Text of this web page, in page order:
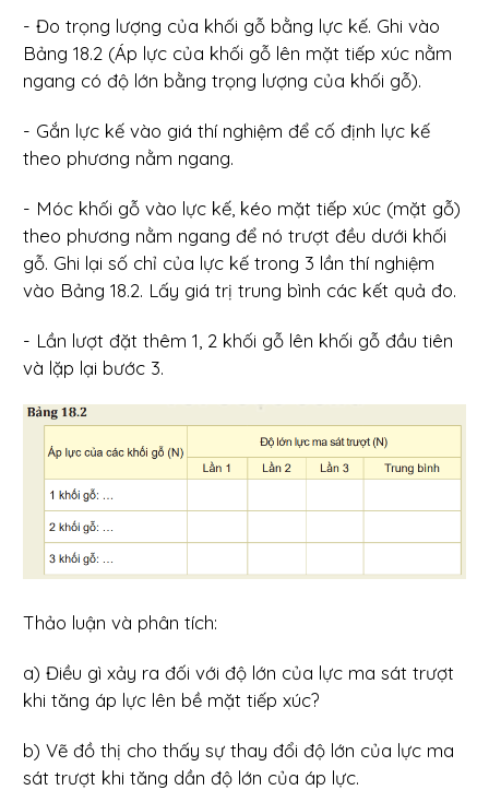
- Đo trọng lượng của khối gỗ bằng lực kế. Ghi vào
Bảng 18.2 (Áp lực của khối gỗ lên mặt tiếp xúc nằm
ngang có độ lớn bằng trọng lượng của khối gỗ).
- Gắn lực kế vào giá thí nghiệm để cố định lực kế
theo phương nằm ngang.
- Móc khối gỗ vào lực kế, kéo mặt tiếp xúc (mặt gỗ)
theo phương nằm ngang để nó trượt đều dưới khối
gỗ. Ghi lại số chỉ của lực kế trong 3 lần thí nghiệm
vào Bảng 18.2. Lấy giá trị trung bình các kết quả đo.
- Lần lượt đặt thêm 1, 2 khối gỗ lên khối gỗ đầu tiên
và lặp lại bước 3.
Thảo luận và phân tích:
a) Điều gì xảy ra đối với độ lớn của lực ma sát trượt
khi tăng áp lực lên bề mặt tiếp xúc?
b) Vẽ đồ thị cho thấy sự thay đổi độ lớn của lực ma
sát trượt khi tăng dần độ lớn của áp lực.